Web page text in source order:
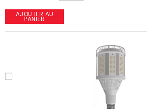
AJOUTER AU
PANIER